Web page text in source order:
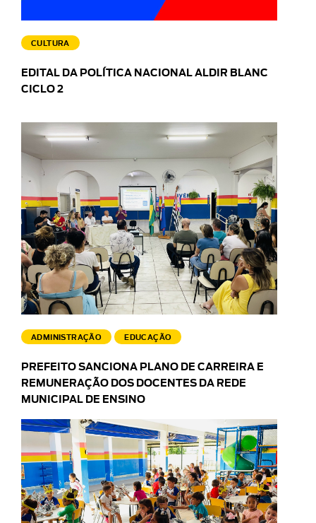
CULTURA
EDITAL DA POLÍTICA NACIONAL ALDIR BLANC
CICLO 2
ADMINISTRAÇÃO EDUCAÇÃO
PREFEITO SANCIONA PLANO DE CARREIRA E
REMUNERAÇÃO DOS DOCENTES DA REDE
MUNICIPAL DE ENSINO